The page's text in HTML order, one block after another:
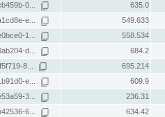
0... 635.0
e... 549.633
1... 558.534
d... 684.2
8... 695.214
e... 609.9
3... 236.31
6... 634.42